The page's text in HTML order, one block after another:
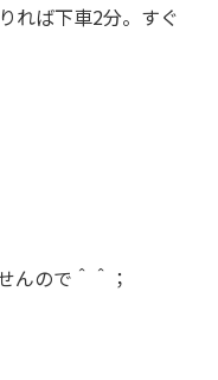
れば下車2分。すぐ
んので＾＾；